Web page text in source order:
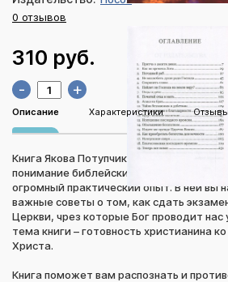
0 отзывов
310 руб.
- +
Описание Характеристики Отзывы
Книга Якова Потупчика обнаруживает
понимание библейских истин, но и, что
огромный практический опыт. В ней вы
важные советы о том, как сдать
Церкви, чрез которые Бог проводит нас
тема книги – готовность христианина
Христа.
Книга поможет вам распознать и